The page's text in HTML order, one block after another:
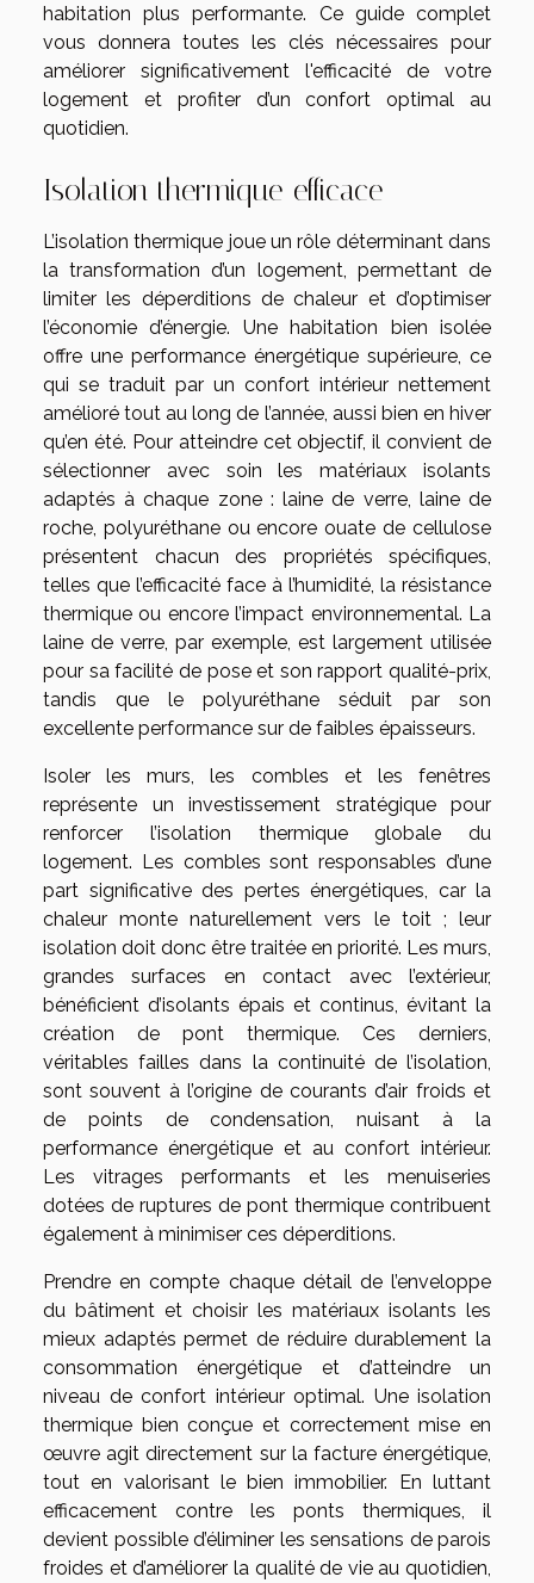
habitation plus performante. Ce guide complet
vous donnera toutes les clés nécessaires pour
améliorer significativement l'efficacité de votre
logement et profiter d’un confort optimal au
quotidien.
Isolation thermique efficace
L’isolation thermique joue un rôle déterminant dans
la transformation d’un logement, permettant de
limiter les déperditions de chaleur et d’optimiser
l’économie d’énergie. Une habitation bien isolée
offre une performance énergétique supérieure, ce
qui se traduit par un confort intérieur nettement
amélioré tout au long de l’année, aussi bien en hiver
qu’en été. Pour atteindre cet objectif, il convient de
sélectionner avec soin les matériaux isolants
adaptés à chaque zone : laine de verre, laine de
roche, polyuréthane ou encore ouate de cellulose
présentent chacun des propriétés spécifiques,
telles que l’efficacité face à l’humidité, la résistance
thermique ou encore l’impact environnemental. La
laine de verre, par exemple, est largement utilisée
pour sa facilité de pose et son rapport qualité-prix,
tandis que le polyuréthane séduit par son
excellente performance sur de faibles épaisseurs.
Isoler les murs, les combles et les fenêtres
représente un investissement stratégique pour
renforcer l’isolation thermique globale du
logement. Les combles sont responsables d’une
part significative des pertes énergétiques, car la
chaleur monte naturellement vers le toit ; leur
isolation doit donc être traitée en priorité. Les murs,
grandes surfaces en contact avec l’extérieur,
bénéficient d’isolants épais et continus, évitant la
création de pont thermique. Ces derniers,
véritables failles dans la continuité de l’isolation,
sont souvent à l’origine de courants d’air froids et
de points de condensation, nuisant à la
performance énergétique et au confort intérieur.
Les vitrages performants et les menuiseries
dotées de ruptures de pont thermique contribuent
également à minimiser ces déperditions.
Prendre en compte chaque détail de l’enveloppe
du bâtiment et choisir les matériaux isolants les
mieux adaptés permet de réduire durablement la
consommation énergétique et d’atteindre un
niveau de confort intérieur optimal. Une isolation
thermique bien conçue et correctement mise en
œuvre agit directement sur la facture énergétique,
tout en valorisant le bien immobilier. En luttant
efficacement contre les ponts thermiques, il
devient possible d’éliminer les sensations de parois
froides et d’améliorer la qualité de vie au quotidien,